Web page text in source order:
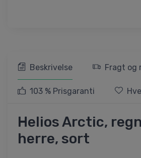
Beskrivelse Fragt og
103 % Prisgaranti
Helios Arctic,
herre, sort